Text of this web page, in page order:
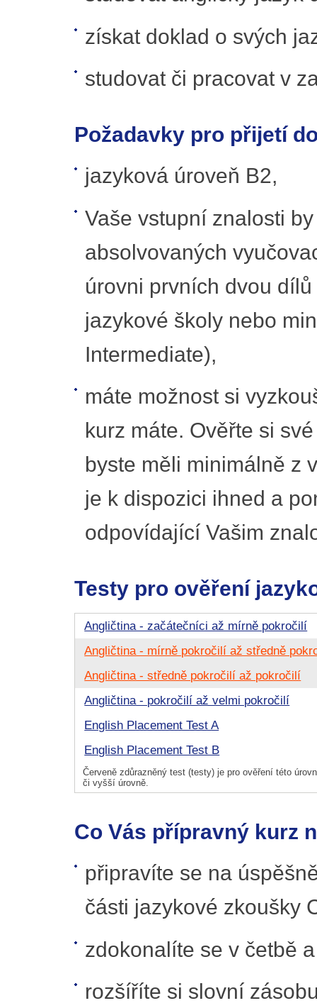
získat doklad o svých
studovat či pracovat v
Požadavky pro přijetí
jazyková úroveň B2,
Vaše vstupní znalosti
absolvovaných
úrovni prvních dvou
jazykové školy nebo
Intermediate),
máte možnost si
kurz máte. Ověřte si
byste měli minimálně z
je k dispozici ihned a
odpovídající Vašim
Testy pro ověření
Angličtina - začátečníci až mírně pokročilí
Angličtina - mírně pokročilí až středně
Angličtina - středně pokročilí až pokročilí
Angličtina - pokročilí až velmi pokročilí
English Placement Test A
English Placement Test B
Červeně zdůrazněný test (testy) je pro ověření této
či vyšší úrovně.
Co Vás přípravný kurz
připravíte se na
části jazykové zkoušky
zdokonalíte se v četbě
rozšíříte si slovní